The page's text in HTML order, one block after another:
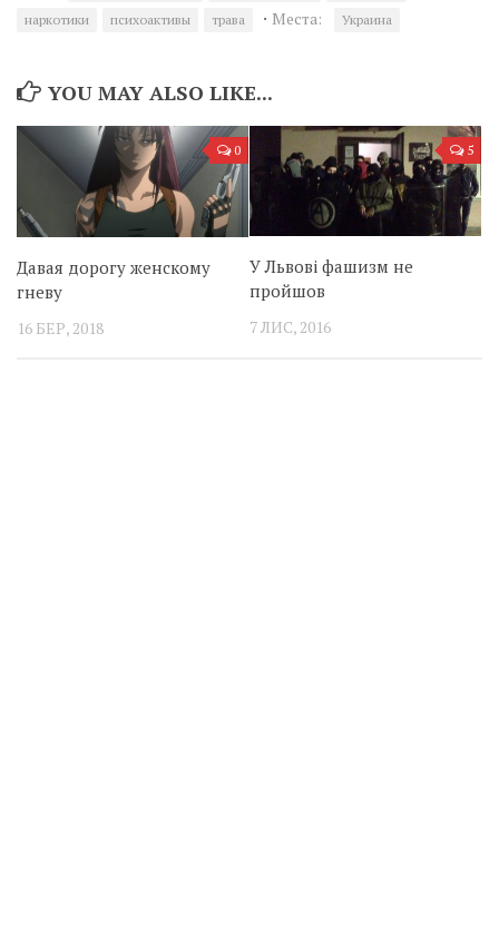
наркотики
психоактивы трава · Места: Украина
YOU MAY ALSO LIKE...
0
Давая дорогу женскому
гневу
16 БЕР, 2018
5
У Львові фашизм не
пройшов
7 ЛИС, 2016